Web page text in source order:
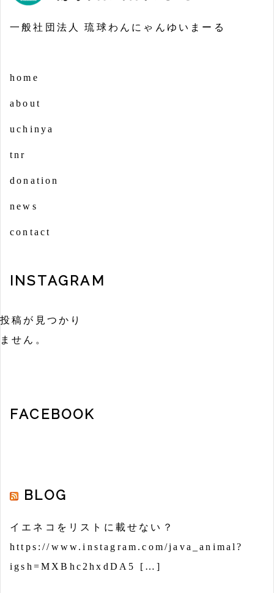
一般社団法人 琉球わんにゃんゆいまーる
home
about
uchinya
tnr
donation
news
contact
INSTAGRAM
投稿が見つかり
ません。
FACEBOOK
BLOG
イエネコをリストに載せない？
https://www.instagram.com/java_animal?
igsh=MXBhc2hxdDA5 […]